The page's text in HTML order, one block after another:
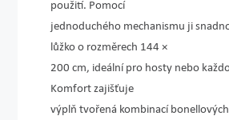
použití. Pomocí
jednoduchého mechanismu ji
lůžko o rozměrech 144 ×
200 cm, ideální pro hosty nebo
Komfort zajišťuje
výplň tvořená kombinací